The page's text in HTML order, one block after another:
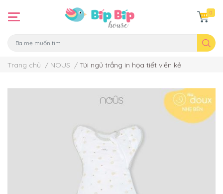
0
Trang chủ / NOUS / Túi ngủ trắng in họa tiết viền kẻ